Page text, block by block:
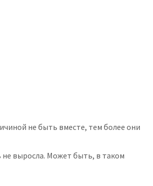
не быть вместе, тем более они
не выросла. Может быть, в таком